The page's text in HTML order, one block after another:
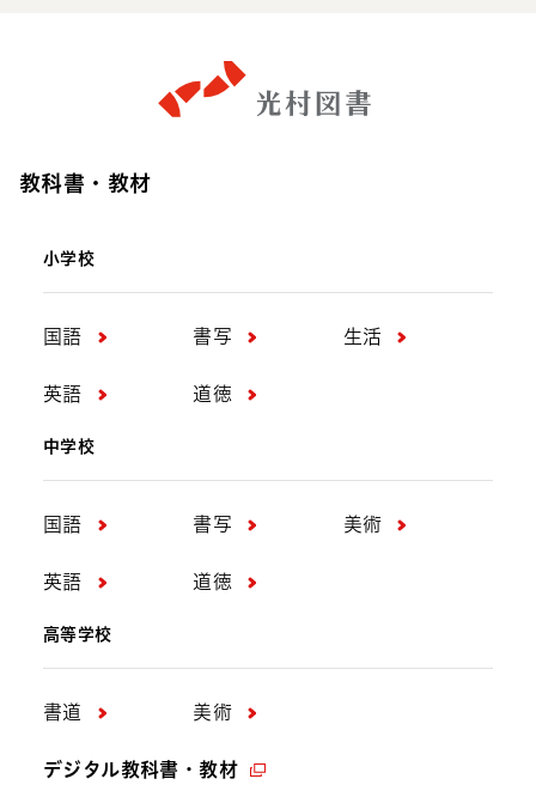
教科書・教材
小学校
国語 書写 生活
英語 道徳
中学校
国語 書写 美術
英語 道徳
高等学校
書道 美術
デジタル教科書・教材